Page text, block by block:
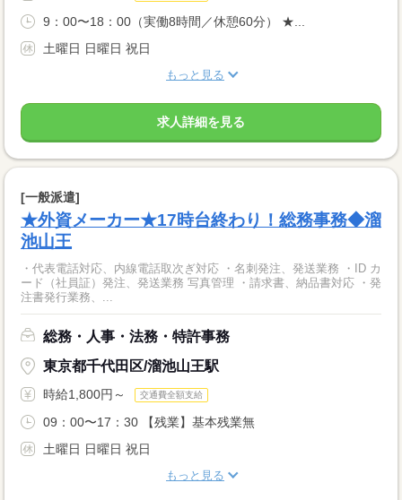
9：00〜18：00（実働8時間／休憩60分） ★...
土曜日 日曜日 祝日
もっと見る
求人詳細を見る
[一般派遣]
★外資メーカー★17時台終わり！総務事務◆溜
池山王
・代表電話対応、内線電話取次ぎ対応 ・名刺発注、発送業務 ・ID カ
ード（社員証）発注、発送業務 写真管理 ・請求書、納品書対応 ・発
注書発行業務、...
総務・人事・法務・特許事務
東京都千代田区/溜池山王駅
時給1,800円～ 交通費全額支給
09：00〜17：30 【残業】基本残業無
土曜日 日曜日 祝日
もっと見る